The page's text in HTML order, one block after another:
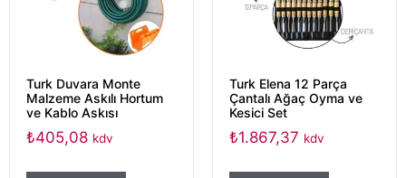
Turk Duvara Monte
Malzeme Askılı Hortum
ve Kablo Askısı
₺405,08 kdv
Turk Elena 12 Parça
Çantalı Ağaç Oyma ve
Kesici Set
₺1.867,37 kdv